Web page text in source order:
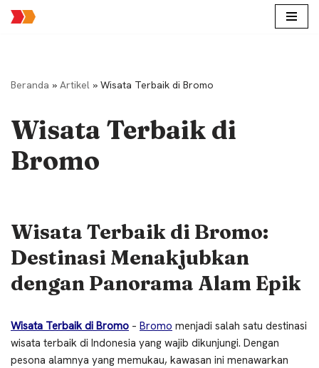
Beranda » Artikel » Wisata Terbaik di Bromo
Wisata Terbaik di
Bromo
Wisata Terbaik di Bromo:
Destinasi Menakjubkan
dengan Panorama Alam Epik
Wisata Terbaik di Bromo – Bromo menjadi salah satu destinasi
wisata terbaik di Indonesia yang wajib dikunjungi. Dengan
pesona alamnya yang memukau, kawasan ini menawarkan